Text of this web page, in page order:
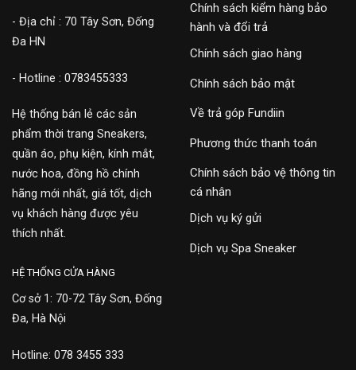
- Địa chỉ : 70 Tây Sơn, Đống
Đa HN
- Hotline : 0783455333
Hệ thống bán lẻ các sản
phẩm thời trang Sneakers,
quần áo, phụ kiện, kính mắt,
nước hoa, đồng hồ chính
hãng mới nhất, giá tốt, dịch
vụ khách hàng được yêu
thích nhất.
Chính sách kiểm hàng bảo
hành và đổi trả
Chính sách giao hàng
Chính sách bảo mật
Về trả góp Fundiin
Phương thức thanh toán
Chính sách bảo vệ thông tin
cá nhân
Dịch vụ ký gửi
Dịch vụ Spa Sneaker
HỆ THỐNG CỬA HÀNG
Cơ sở 1: 70-72 Tây Sơn, Đống
Đa, Hà Nội
Hotline: 078 3455 333